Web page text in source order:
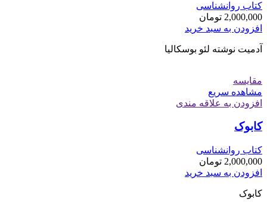
کتاب روانشناسی
2,000,000 تومان
افزودن به سبد خرید
آدمیت نوشته لئو بوسکالیا
مقایسه
مشاهده سریع
افزودن به علاقه مندی
کابوک
کتاب روانشناسی
2,000,000 تومان
افزودن به سبد خرید
کابوک